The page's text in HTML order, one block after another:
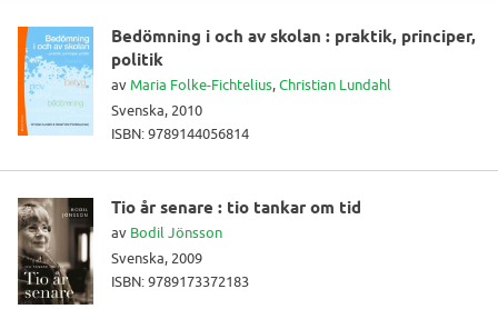
Bedömning i och av skolan : praktik, principer,
politik
av Maria Folke-Fichtelius,Christian Lundahl
Svenska, 2010
ISBN: 9789144056814
Tio år senare : tio tankar om tid
av Bodil Jönsson
Svenska, 2009
ISBN: 9789173372183